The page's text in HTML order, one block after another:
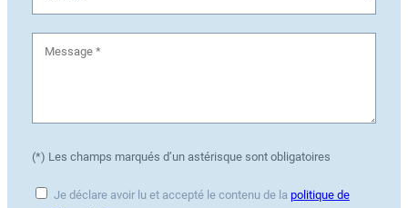
(*) Les champs marqués d’un astérisque sont obligatoires
Je déclare avoir lu et accepté le contenu de la politique de